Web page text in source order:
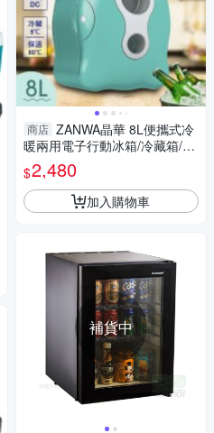
商店 ZANWA晶華 8L便攜式冷
暖兩用電子行動冰箱/冷藏箱/保
溫箱 CLT-08B
$2,480
加入購物車
補貨中